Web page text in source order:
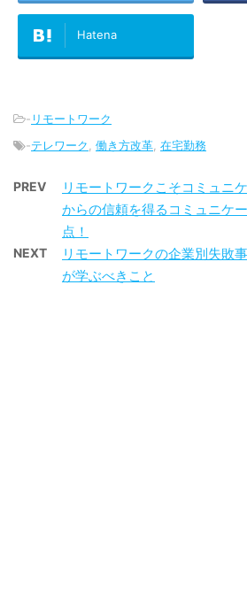
Hatena
- リモートワーク
-テレワーク 働き方改革 在宅勤務
PREV
リモートワークこそコミュニ
からの信頼を得るコミュニケ
点！
NEXT
リモートワークの企業別失敗
が学ぶべきこと